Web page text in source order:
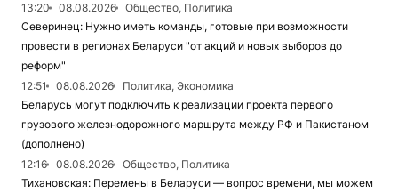
13:20
08.08.2026
Общество, Политика
Северинец: Нужно иметь команды, готовые при возможности
провести в регионах Беларуси "от акций и новых выборов до
реформ"
12:51
08.08.2026
Политика, Экономика
Беларусь могут подключить к реализации проекта первого
грузового железнодорожного маршрута между РФ и Пакистаном
(дополнено)
12:16
08.08.2026
Общество, Политика
Тихановская: Перемены в Беларуси — вопрос времени, мы можем